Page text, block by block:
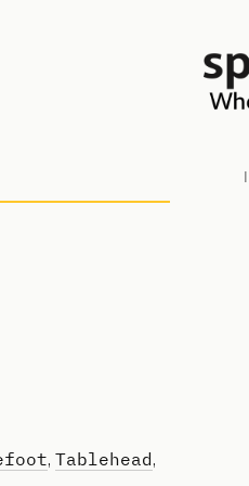
, Tablehead,